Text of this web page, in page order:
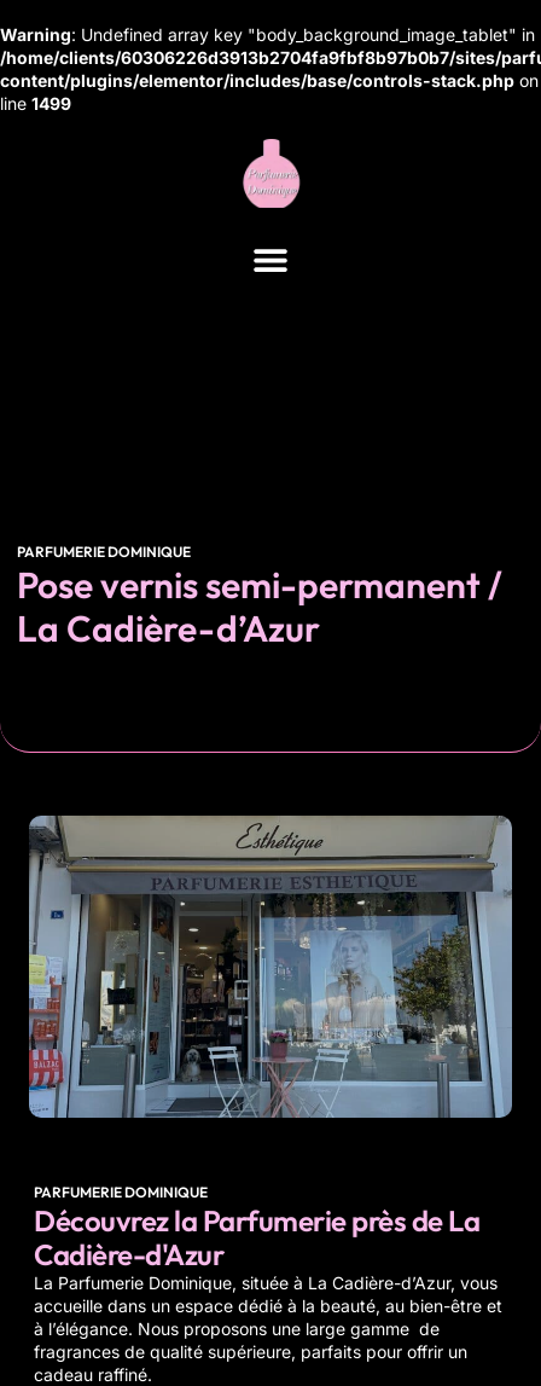
Warning: Undefined array key "body_background_image_tablet" in
/home/clients/60306226d3913b2704fa9fbf8b97b0b7/sites/
content/plugins/elementor/includes/base/controls-stack.php on
line 1499
Aller au
contenu
PARFUMERIE DOMINIQUE
Pose vernis semi-permanent /
La Cadière-d’Azur
PARFUMERIE DOMINIQUE
Découvrez la Parfumerie près de La
Cadière-d'Azur
La Parfumerie Dominique, située à La Cadière-d’Azur, vous
accueille dans un espace dédié à la beauté, au bien-être et
à l’élégance. Nous proposons une large gamme de
fragrances de qualité supérieure, parfaits pour offrir un
cadeau raffiné.